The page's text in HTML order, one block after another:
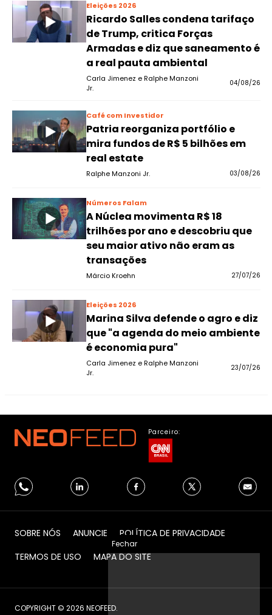
Eleições 2026
Ricardo Salles condena tarifaço
de Trump, critica Forças
Armadas e diz que saneamento é
a real pauta ambiental
Carla Jimenez e Ralphe Manzoni
Jr.
04/08/26
Café com Investidor
Patria reorganiza portfólio e
mira fundos de R$ 5 bilhões em
real estate
Ralphe Manzoni Jr. 03/08/26
Números Falam
A Núclea movimenta R$ 18
trilhões por ano e descobriu que
seu maior ativo não eram as
transações
Márcio Kroehn 27/07/26
Eleições 2026
Marina Silva defende o agro e diz
que "a agenda do meio ambiente
é economia pura"
Carla Jimenez e Ralphe Manzoni
Jr.
23/07/26
Fechar
Parceiro:
SOBRE NÓS ANUNCIE
POLÍTICA DE PRIVACIDADE
TERMOS DE USO
MAPA DO SITE
COPYRIGHT © 2026 NEOFEED.